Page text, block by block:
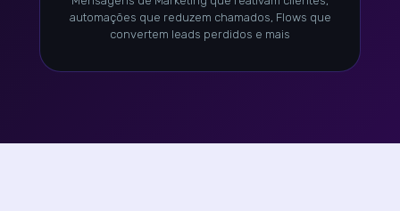
automações que reduzem chamados, Flows que
convertem leads perdidos e mais